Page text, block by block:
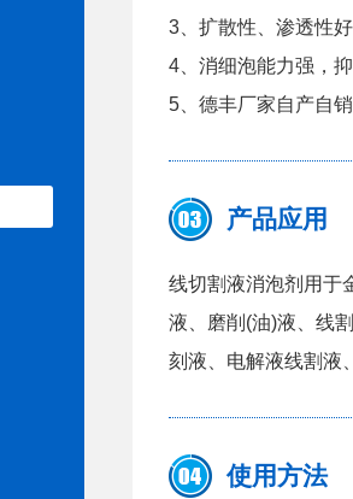
3、扩散性、渗透性
4、消细泡能力强，
5、德丰厂家自产自
产品应用
线切割液消泡剂用于
液、磨削(油)液、线
刻液、电解液线割液
使用方法